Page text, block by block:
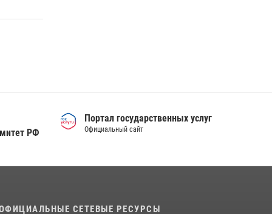
РФ
Портал государственных услуг
Официальный сайт
СЕТЕВЫЕ РЕСУРСЫ